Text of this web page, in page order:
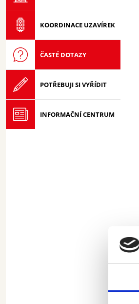
KOORDINACE UZAVÍREK
ČASTÉ DOTAZY
POTŘEBUJI SI VYŘÍDIT
INFORMAČNÍ CENTRUM